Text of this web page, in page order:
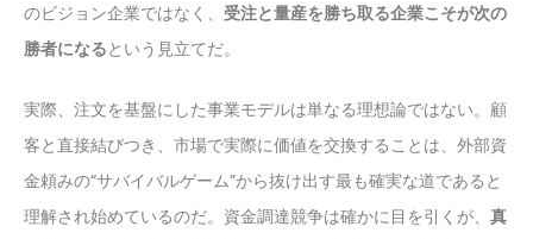
のビジョン企業ではなく、 受注と量産を勝ち取る企業こそが次の
勝者になるという見立てだ。
実際、注文を基盤にした事業モデルは単なる理想論ではない。顧
客と直接結びつき、市場で実際に価値を交換することは、外部資
金頼みの“サバイバルゲーム”から抜け出す最も確実な道であると
理解され始めているのだ。資金調達競争は確かに目を引くが、 真